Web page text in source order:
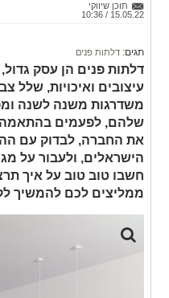
תוכן שיווקי
15.05.22 / 10:36
תגים: דלתות פנים
דלתות פנים הן עסק
עיצובים ואיכויות, שלל
משדרגות משנה לשנה
שלהם, לפעמים בהתאמה
את החברה, לבדוק עם
הישראלים, ולעבור על
חשבו טוב טוב על איך
ממליצים לכם להמשיך